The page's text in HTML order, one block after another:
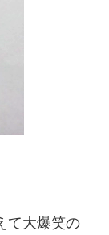
て大爆笑の